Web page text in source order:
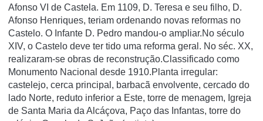
Afonso VI de Castela. Em 1109, D. Teresa e seu filho, D.
Afonso Henriques, teriam ordenando novas reformas no
Castelo. O Infante D. Pedro mandou-o ampliar.No século
XIV, o Castelo deve ter tido uma reforma geral. No séc. XX,
realizaram-se obras de reconstrução.Classificado como
Monumento Nacional desde 1910.Planta irregular:
castelejo, cerca principal, barbacã envolvente, cercado do
lado Norte, reduto inferior a Este, torre de menagem, Igreja
de Santa Maria da Alcáçova, Paço das Infantas, torre do